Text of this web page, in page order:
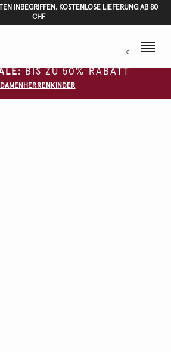
INBEGRIFFEN. KOSTENLOSE LIEFERUNG AB 80
CHF
0
Menu
BIS ZU 50% RABATT
DAMEN HERREN KINDER